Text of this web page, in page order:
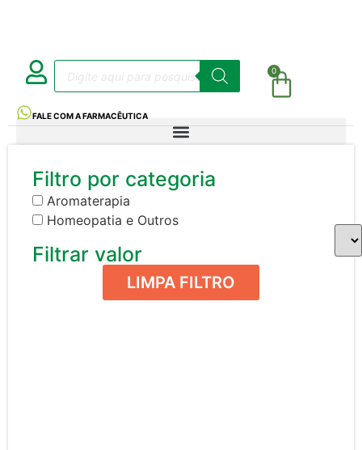
0
FALE COM A FARMACÊUTICA
Filtro por categoria
Aromaterapia
Homeopatia e Outros
Filtrar valor
LIMPA FILTRO